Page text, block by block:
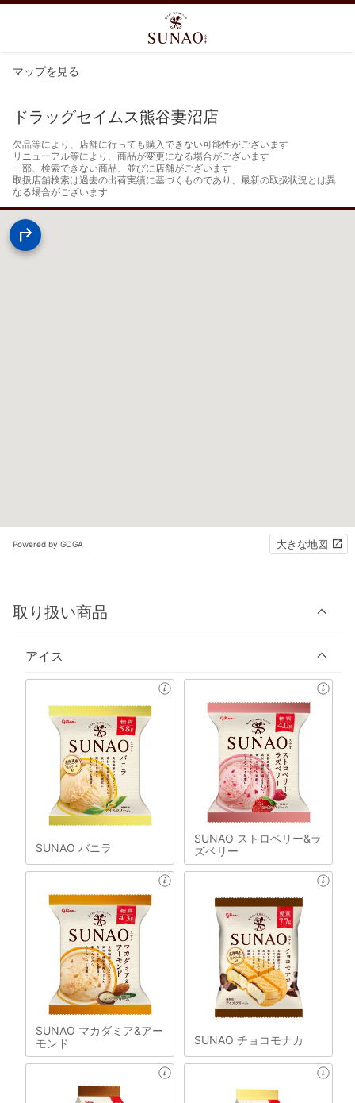
マップを見る
ドラッグセイムス熊谷妻沼店
欠品等により、店舗に行っても購入できない可能性がございます
リニューアル等により、商品が変更になる場合がございます
一部、検索できない商品、並びに店舗がございます
取扱店舗検索は過去の出荷実績に基づくものであり、最新の取扱状況とは異
なる場合がございます
Powered by GOGA 大きな地図
取り扱い商品
アイス
SUNAO バニラ
SUNAO ストロベリー&ラ
ズベリー
SUNAO マカダミア&アー
モンド
SUNAO チョコモナカ